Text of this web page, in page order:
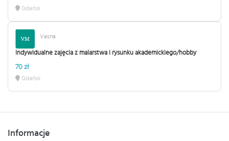
Gdańsk
Vesna
Indywidualne zajęcia z malarstwa i rysunku akademickiego/hobby
70 zł
Gdańsk
Informacje